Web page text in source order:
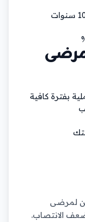
بفترة كافية
لمرضى
ضعف الانتصاب.